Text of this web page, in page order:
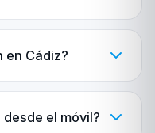
en Cádiz?
el móvil?